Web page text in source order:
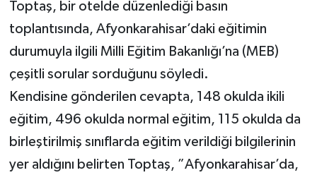
Toptaş, bir otelde düzenlediği basın
toplantısında, Afyonkarahisar’daki eğitimin
durumuyla ilgili Milli Eğitim Bakanlığı’na (MEB)
çeşitli sorular sorduğunu söyledi.
Kendisine gönderilen cevapta, 148 okulda ikili
eğitim, 496 okulda normal eğitim, 115 okulda da
birleştirilmiş sınıflarda eğitim verildiği bilgilerinin
yer aldığını belirten Toptaş, ”Afyonkarahisar’da,